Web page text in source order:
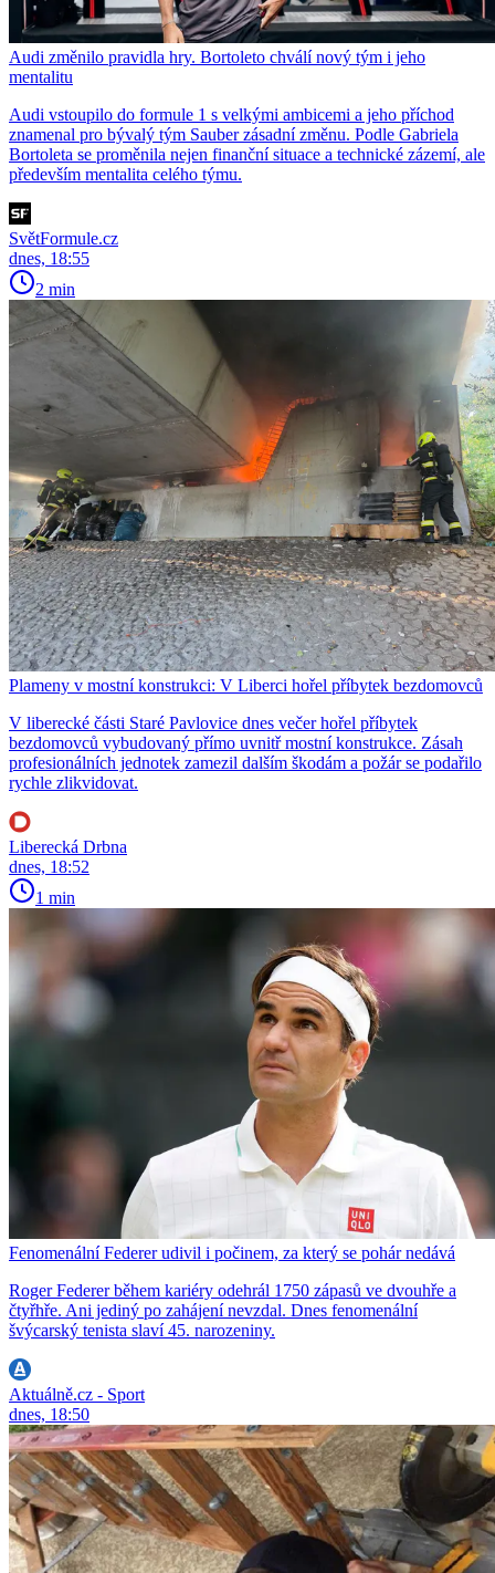
Audi změnilo pravidla hry. Bortoleto chválí nový tým i jeho
mentalitu
Audi vstoupilo do formule 1 s velkými ambicemi a jeho příchod
znamenal pro bývalý tým Sauber zásadní změnu. Podle Gabriela
Bortoleta se proměnila nejen finanční situace a technické zázemí, ale
především mentalita celého týmu.
SvětFormule.cz
dnes, 18:55
2 min
Plameny v mostní konstrukci: V Liberci hořel příbytek bezdomovců
V liberecké části Staré Pavlovice dnes večer hořel příbytek
bezdomovců vybudovaný přímo uvnitř mostní konstrukce. Zásah
profesionálních jednotek zamezil dalším škodám a požár se podařilo
rychle zlikvidovat.
Liberecká Drbna
dnes, 18:52
1 min
Fenomenální Federer udivil i počinem, za který se pohár nedává
Roger Federer během kariéry odehrál 1750 zápasů ve dvouhře a
čtyřhře. Ani jediný po zahájení nevzdal. Dnes fenomenální
švýcarský tenista slaví 45. narozeniny.
Aktuálně.cz - Sport
dnes, 18:50